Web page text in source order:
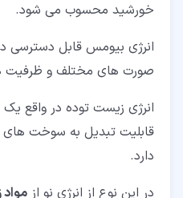
خورشید محسوب می شود.
انرژی بیومس قابل دسترسی
صورت های مختلف و ظرفیت
انرژی زیست توده در واقع
قابلیت تبدیل به سوخت های
دارد.
در این نوع از انرژی نو از